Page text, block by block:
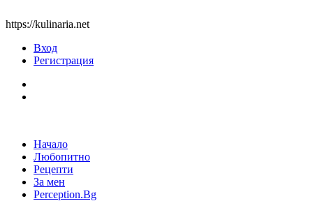
https://kulinaria.net
Вход
Регистрация
Начало
Любопитно
Рецепти
За мен
Perception.Bg